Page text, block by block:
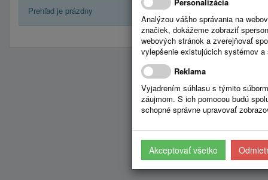
Prehľad je prázdny
Analýzou vášho správania na
značiek, dokážeme zobraziť
webových stránok a zverejňovať
vylepšenie existujúcich systémov
Reklama
Vyjadrením súhlasu s týmito
záujmom. S ich pomocou budú
schopné správne upravovať
Akceptovať všetko